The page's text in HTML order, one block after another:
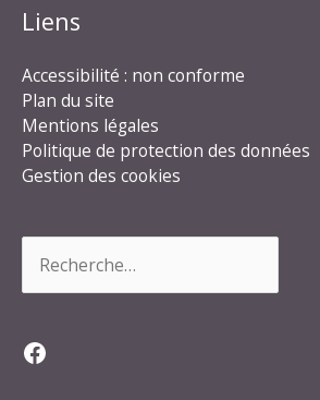
Liens
Accessibilité : non conforme
Plan du site
Mentions légales
Politique de protection des données
Gestion des cookies
Facebook